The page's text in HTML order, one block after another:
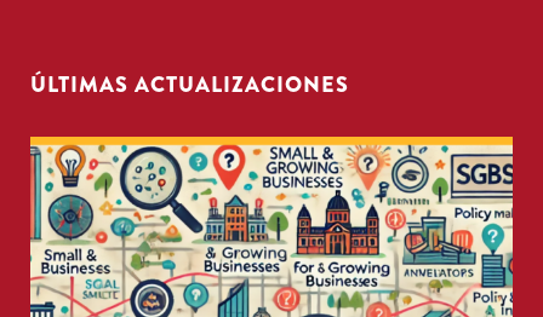
ÚLTIMAS ACTUALIZACIONES